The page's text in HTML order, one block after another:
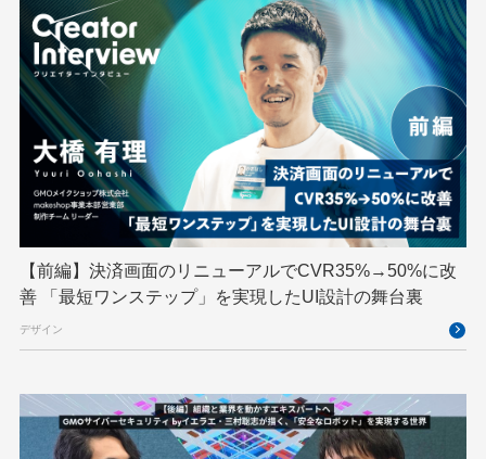
サイバーセキュリティ サマーインターン スクラム
スパム対策 スペシャリスト セキュリティ
ソフトウェアサプライチェーン チームビルディング
デザイン ネットのセキュリティもGMO
ハーネスエンジニアリング バックエンド
ヒューマノイド ヒューマノイドロボット
フィジカルAI プログラミング教育
ブロックチェーン フロントエンド ペアリング暗号
ゆめみらいワーク
京大ミートアップ 京都大学 人型ロボット
人工知能 人工知能学会 国際ロボット展
【前編】決済画面のリニューアルでCVR35%→50%に改
善 「最短ワンステップ」を実現したUI設計の舞台裏
デザイン